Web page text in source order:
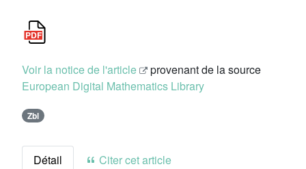
Voir la notice de l'article
provenant de la source
European Digital Mathematics Library
Zbl
Détail Citer cet article